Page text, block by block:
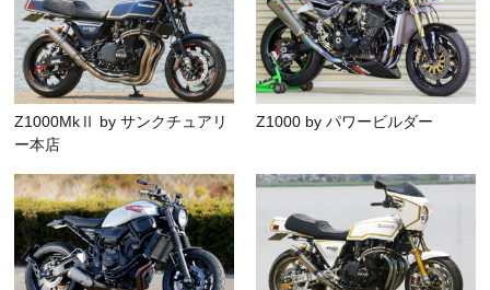
Z1000MkⅡ by サンクチュアリ
ー本店
Z1000 by パワービルダー